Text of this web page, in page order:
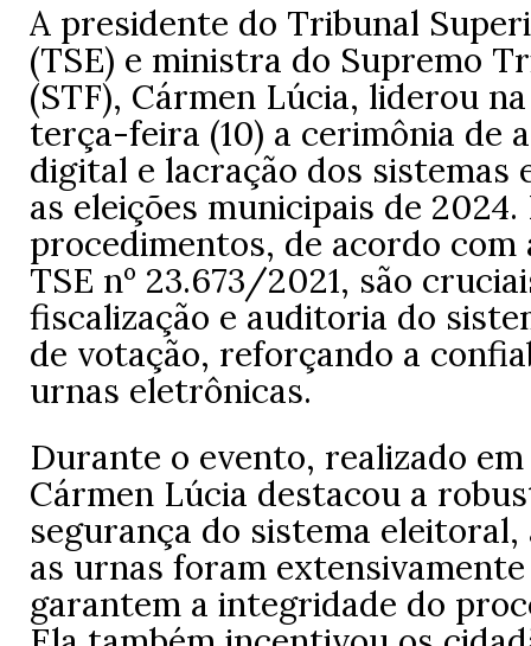
A presidente do Tribunal
(TSE) e ministra do Supremo
(STF), Cármen Lúcia, liderou
terça-feira (10) a cerimônia de
digital e lacração dos sistemas
as eleições municipais de 2024.
procedimentos, de acordo com
TSE nº 23.673/2021, são
fiscalização e auditoria do
de votação, reforçando a
urnas eletrônicas.
Durante o evento, realizado
Cármen Lúcia destacou a
segurança do sistema
as urnas foram
garantem a integridade do